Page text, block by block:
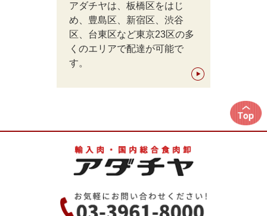
アダチヤは、板橋区をはじ
め、豊島区、新宿区、渋谷
区、台東区など東京23区の多
くのエリアで配達が可能で
す。